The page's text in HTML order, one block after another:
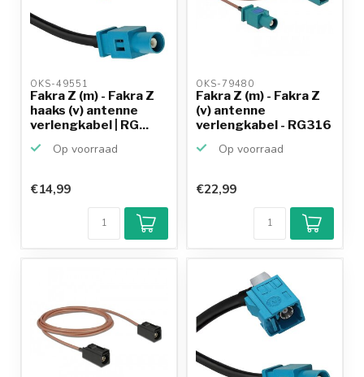
OKS-49551
Fakra Z (m) - Fakra Z
haaks (v) antenne
verlengkabel | RG...
Op voorraad
€14,99
OKS-79480
Fakra Z (m) - Fakra Z
(v) antenne
verlengkabel - RG316
Op voorraad
€22,99